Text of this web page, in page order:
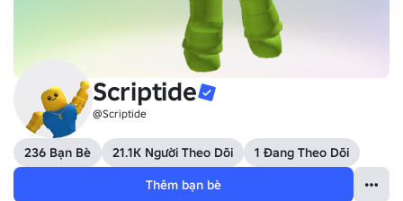
Scriptide
@Scriptide
236 Bạn Bè 21.1K Người Theo Dõi
1 Đang Theo Dõi
Thêm bạn bè